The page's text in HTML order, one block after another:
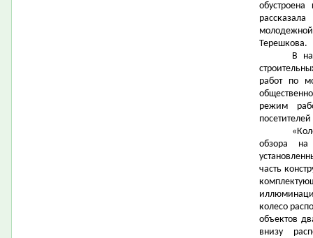
Терешкова.
В
работ по
режим
обзора
часть
колесо
объектов
внизу